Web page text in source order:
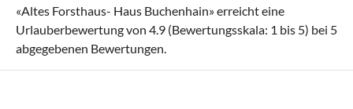
«Altes Forsthaus- Haus Buchenhain» erreicht eine
Urlauberbewertung von 4.9 (Bewertungsskala: 1 bis 5) bei 5
abgegebenen Bewertungen.